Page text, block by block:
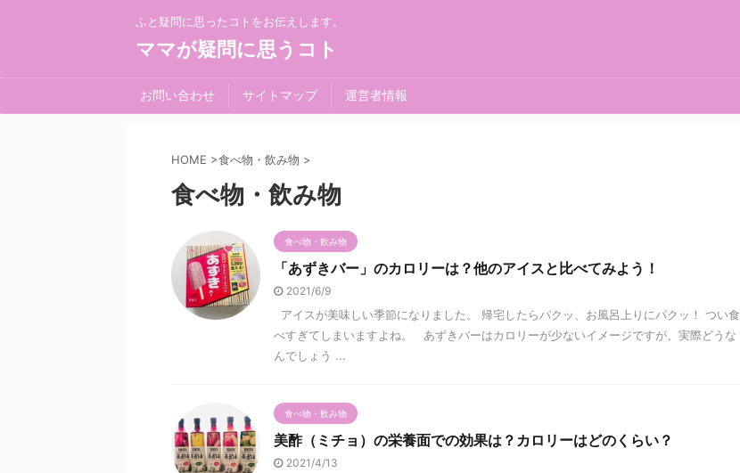
ふと疑問に思ったコトをお伝えします。
ママが疑問に思うコト
お問い合わせ サイトマップ 運営者情報
HOME >食べ物・飲み物 >
食べ物・飲み物
食べ物・飲み物
「あずきバー」のカロリーは？他のアイスと比べてみよう！
2021/6/9
アイスが美味しい季節になりました。 帰宅したらパクッ、お風呂上りにパクッ！ つい食
べすぎてしまいますよね。 あずきバーはカロリーが少ないイメージですが、実際どうな
んでしょう ...
食べ物・飲み物
美酢（ミチョ）の栄養面での効果は？カロリーはどのくらい？
2021/4/13